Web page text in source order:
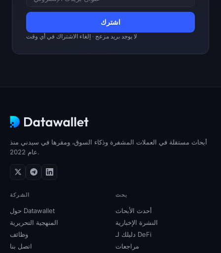
لا يوجد بريد مزعج · إلغاء الاشتراك في أي وقت
أبحاث مستقلة في العملات المشفرة وذكاء السوق، ومقرها في سيدني منذ
عام 2022.
الشركة
حول Datawallet
المنهجية التحريرية
وظائف
اتصل بنا
بحث
أحدث الأبحاث
النشرة الإخبارية
دليلك لـ DeFi
مراجعات